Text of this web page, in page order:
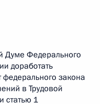
Думе Федерального
доработать
закона
в Трудовой
статью 1